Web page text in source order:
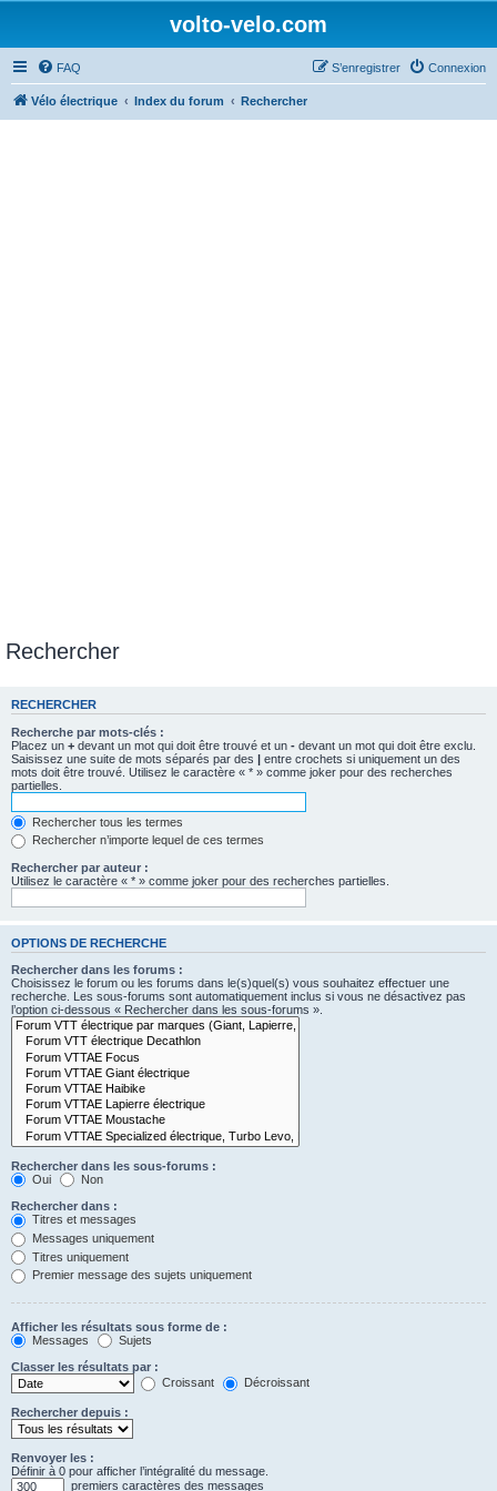
volto-velo.com
FAQ Connexion
S’enregistrer
Vélo électrique Index du forum Rechercher
Rechercher
RECHERCHER
Recherche par mots-clés :
Placez un + devant un mot qui doit être trouvé et un - devant un mot qui doit être exclu.
Saisissez une suite de mots séparés par des | entre crochets si uniquement un des
mots doit être trouvé. Utilisez le caractère « * » comme joker pour des recherches
partielles.
Rechercher tous les termes
Rechercher n’importe lequel de ces termes
Rechercher par auteur :
Utilisez le caractère « * » comme joker pour des recherches partielles.
OPTIONS DE RECHERCHE
Rechercher dans les forums :
Choisissez le forum ou les forums dans le(s)quel(s) vous souhaitez effectuer une
recherche. Les sous-forums sont automatiquement inclus si vous ne désactivez pas
l’option ci-dessous « Rechercher dans les sous-forums ».
Rechercher dans les sous-forums :
Oui
Non
Rechercher dans :
Titres et messages
Messages uniquement
Titres uniquement
Premier message des sujets uniquement
Afficher les résultats sous forme de :
Messages
Sujets
Classer les résultats par :
Croissant
Décroissant
Rechercher depuis :
Renvoyer les :
Définir à 0 pour afficher l’intégralité du message.
premiers caractères des messages